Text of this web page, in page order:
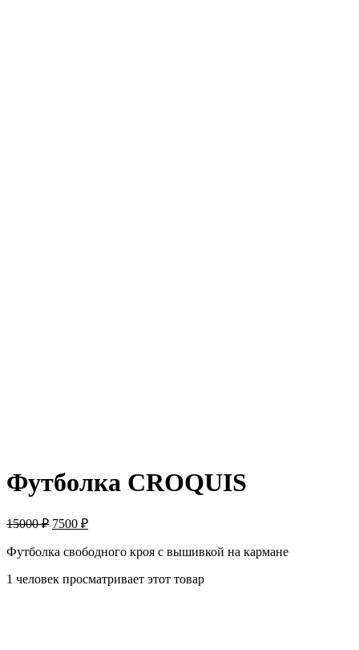
Футболка CROQUIS
15000₽ 7500 ₽
Футболка свободного кроя с вышивкой на кармане
1 человек просматривает этот товар